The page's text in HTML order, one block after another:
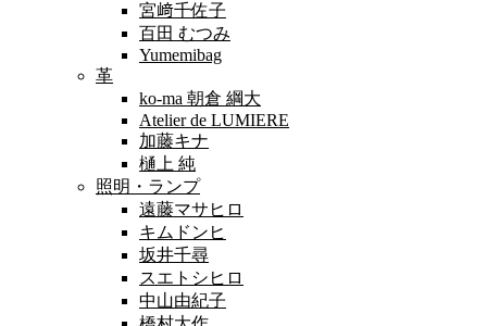
宮﨑千佐子
百田 むつみ
Yumemibag
革
ko-ma 朝倉 綱大
Atelier de LUMIERE
加藤キナ
樋上 純
照明・ランプ
遠藤マサヒロ
キムドンヒ
坂井千尋
スエトシヒロ
中山由紀子